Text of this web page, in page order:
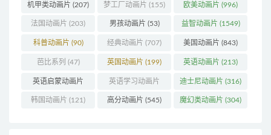
机甲类动画片 (207) 梦工厂动画片 (155) 欧美动画片 (996)
法国动画片 (203) 男孩动画片 (53) 益智动画片 (1549)
科普动画片 (90) 经典动画片 (707) 美国动画片 (843)
芭比系列 (47) 英国动画片 (199) 英语动画片 (213)
英语启蒙动画片
(161)
英语学习动画片
(85)
迪士尼动画片 (316)
韩国动画片 (121) 高分动画片 (545) 魔幻类动画片 (304)